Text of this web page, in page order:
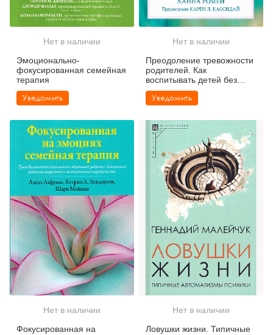
Нет в наличии
Эмоционально-
фокусированная семейная
терапия
Уведомить
Нет в наличии
Преодоление тревожности
родителей. Как
воспитывать детей без
лишнего волнения
Уведомить
Нет в наличии
Фокусированная на
Нет в наличии
Ловушки жизни. Типичные